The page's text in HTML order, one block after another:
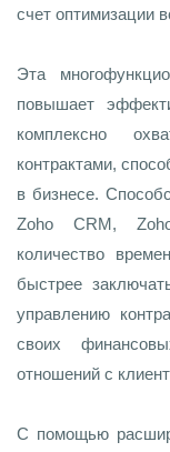
счет оптимизации
Эта
повышает
комплексно
контрактами,
в бизнесе.
Zoho CRM,
количество
быстрее
управлению
своих
отношений с
С помощью